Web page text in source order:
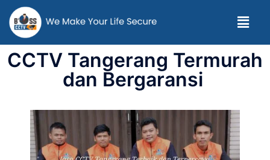
CCTV Tangerang Termurah
dan Bergaransi